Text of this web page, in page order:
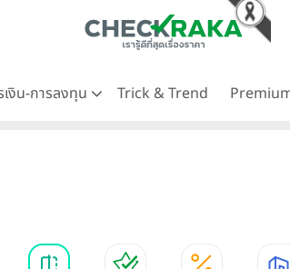
เงิน-การลงทุน Trick & Trend